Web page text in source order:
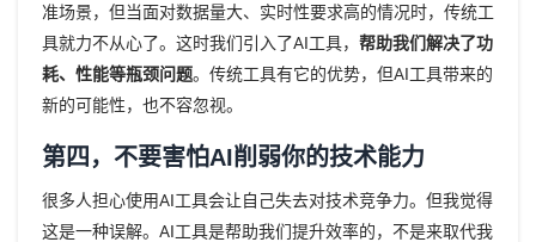
准场景，但当面对数据量大、实时性要求高的情况时，传统工
具就力不从心了。这时我们引入了AI工具， 帮助我们解决了功
耗、性能等瓶颈问题。传统工具有它的优势，但AI工具带来的
新的可能性，也不容忽视。
第四，不要害怕AI削弱你的技术能力
很多人担心使用AI工具会让自己失去对技术竞争力。但我觉得
这是一种误解。AI工具是帮助我们提升效率的，不是来取代我